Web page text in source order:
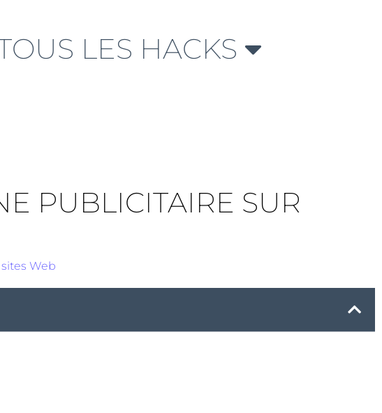
LES HACKS
PUBLICITAIRE SUR
Web